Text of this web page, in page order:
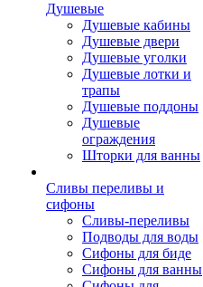
Душевые
Душевые кабины
Душевые двери
Душевые уголки
Душевые лотки и
трапы
Душевые поддоны
Душевые
ограждения
Шторки для ванны
Сливы переливы и
сифоны
Сливы-переливы
Подводы для воды
Сифоны для биде
Сифоны для ванны